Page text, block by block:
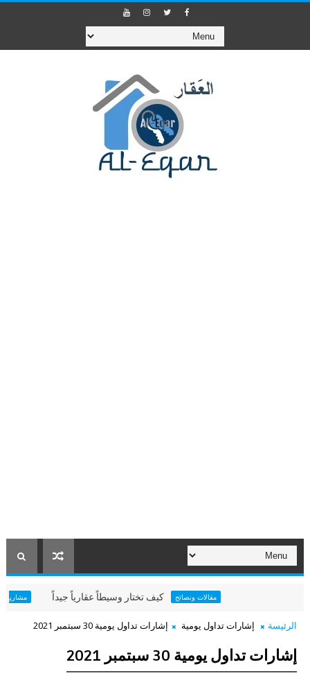
مقالات ونصائح كيف تختار وسيطاً عقارياً جيداً
الرئيسة إشارات تداول يومية إشارات تداول يومية 30 سبتمبر 2021
إشارات تداول يومية 30 سبتمبر 2021